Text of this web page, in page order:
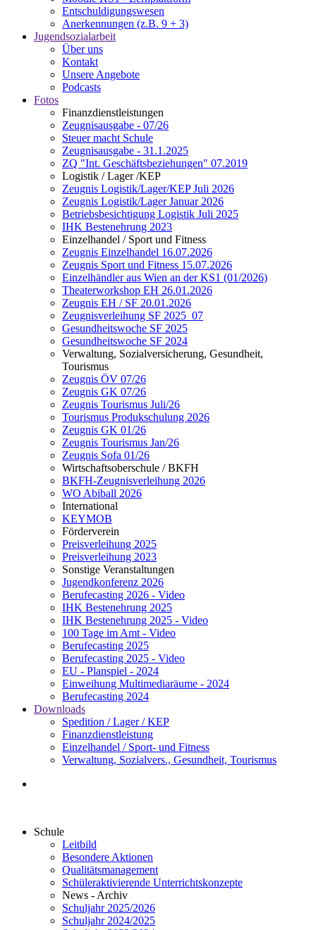
Entschuldigungswesen
Anerkennungen (z.B. 9 + 3)
Jugendsozialarbeit
Über uns
Kontakt
Unsere Angebote
Podcasts
Fotos
Finanzdienstleistungen
Zeugnisausgabe - 07/26
Steuer macht Schule
Zeugnisausgabe - 31.1.2025
ZQ "Int. Geschäftsbeziehungen" 07.2019
Logistik / Lager /KEP
Zeugnis Logistik/Lager/KEP Juli 2026
Zeugnis Logistik/Lager Januar 2026
Betriebsbesichtigung Logistik Juli 2025
IHK Bestenehrung 2023
Einzelhandel / Sport und Fitness
Zeugnis Einzelhandel 16.07.2026
Zeugnis Sport und Fitness 15.07.2026
Einzelhändler aus Wien an der KS1 (01/2026)
Theaterworkshop EH 26.01.2026
Zeugnis EH / SF 20.01.2026
Zeugnisverleihung SF 2025_07
Gesundheitswoche SF 2025
Gesundheitswoche SF 2024
Verwaltung, Sozialversicherung, Gesundheit,
Tourismus
Zeugnis ÖV 07/26
Zeugnis GK 07/26
Zeugnis Tourismus Juli/26
Tourismus Produkschulung 2026
Zeugnis GK 01/26
Zeugnis Tourismus Jan/26
Zeugnis Sofa 01/26
Wirtschaftsoberschule / BKFH
BKFH-Zeugnisverleihung 2026
WO Abiball 2026
International
KEYMOB
Förderverein
Preisverleihung 2025
Preisverleihung 2023
Sonstige Veranstaltungen
Jugendkonferenz 2026
Berufecasting 2026 - Video
IHK Bestenehrung 2025
IHK Bestenehrung 2025 - Video
100 Tage im Amt - Video
Berufecasting 2025
Berufecasting 2025 - Video
EU - Planspiel - 2024
Einweihung Multimediaräume - 2024
Berufecasting 2024
Downloads
Spedition / Lager / KEP
Finanzdienstleistung
Einzelhandel / Sport- und Fitness
Verwaltung, Sozialvers., Gesundheit, Tourismus
Schule
Leitbild
Besondere Aktionen
Qualitätsmanagement
Schüleraktivierende Unterrichtskonzepte
News - Archiv
Schuljahr 2025/2026
Schuljahr 2024/2025